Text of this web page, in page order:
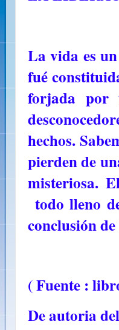
La vida es
fué
forjada por
hechos.
pierden de
misteriosa.
todo lleno
conclusión
( Fuente :
De autoria